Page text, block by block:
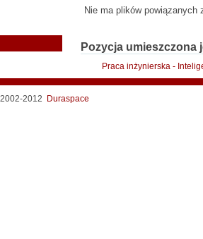
Nie ma plików powiązanych
Pozycja
Praca inżynierska -
2012 Duraspace